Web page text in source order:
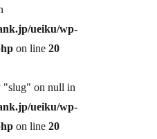
ueiku/wp-
on line 20
"slug" on null in
ueiku/wp-
on line 20